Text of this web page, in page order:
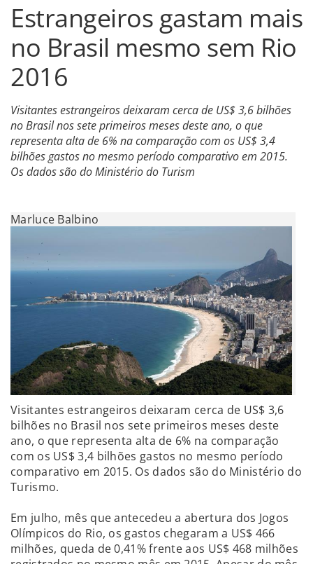
Estrangeiros gastam mais
no Brasil mesmo sem Rio
2016
Visitantes estrangeiros deixaram cerca de US$ 3,6 bilhões
no Brasil nos sete primeiros meses deste ano, o que
representa alta de 6% na comparação com os US$ 3,4
bilhões gastos no mesmo período comparativo em 2015.
Os dados são do Ministério do Turism
Marluce Balbino
Visitantes estrangeiros deixaram cerca de US$ 3,6
bilhões no Brasil nos sete primeiros meses deste
ano, o que representa alta de 6% na comparação
com os US$ 3,4 bilhões gastos no mesmo período
comparativo em 2015. Os dados são do Ministério do
Turismo.
Em julho, mês que antecedeu a abertura dos Jogos
Olímpicos do Rio, os gastos chegaram a US$ 466
milhões, queda de 0,41% frente aos US$ 468 milhões